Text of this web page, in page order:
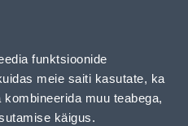
funktsioonide
meie saiti kasutate, ka
muu teabega,
käigus.Logi sisse